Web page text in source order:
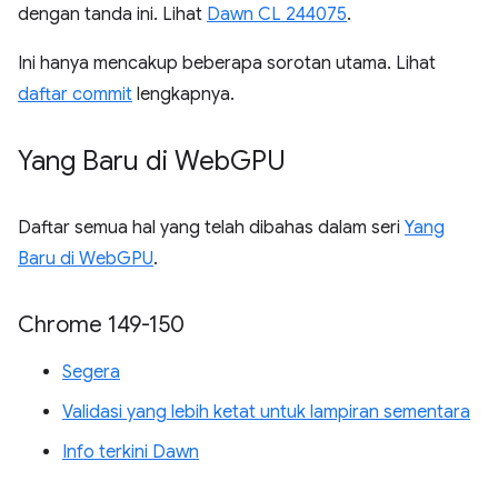
dengan tanda ini. Lihat Dawn CL 244075.
Ini hanya mencakup beberapa sorotan utama. Lihat
daftar commit lengkapnya.
Yang Baru di WebGPU
Daftar semua hal yang telah dibahas dalam seri Yang
Baru di WebGPU.
Chrome 149-150
Segera
Validasi yang lebih ketat untuk lampiran sementara
Info terkini Dawn